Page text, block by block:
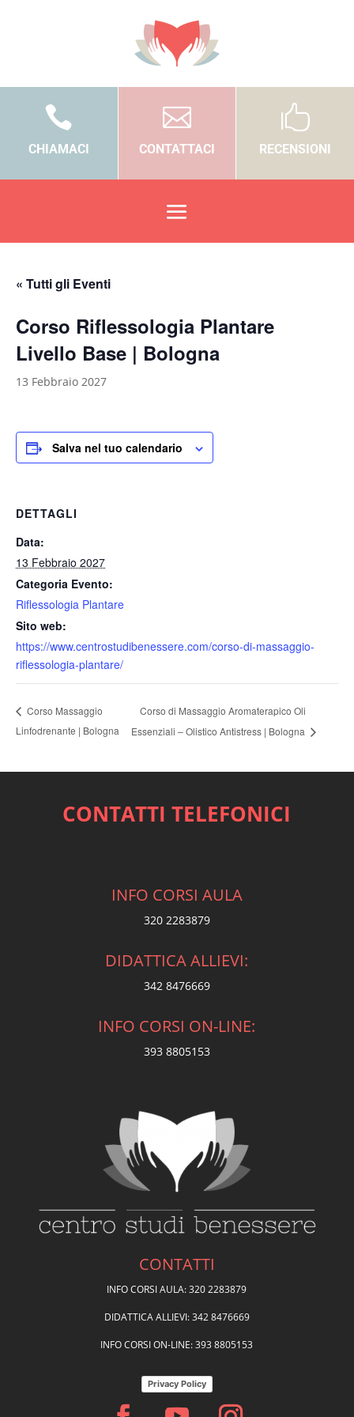

CHIAMACI

CONTATTACI

RECENSIONI
« Tutti gli Eventi
Corso Riflessologia Plantare
Livello Base | Bologna
13 Febbraio 2027
Salva nel tuo calendario
DETTAGLI
Data:
13 Febbraio 2027
Categoria Evento:
Riflessologia Plantare
Sito web:
https://www.centrostudibenessere.com/corso-di-massaggio-
riflessologia-plantare/
Corso Massaggio
Linfodrenante | Bologna
Corso di Massaggio Aromaterapico Oli
Essenziali – Olistico Antistress | Bologna
CONTATTI TELEFONICI
INFO CORSI AULA
320 2283879
DIDATTICA ALLIEVI:
342 8476669
INFO CORSI ON-LINE:
393 8805153
CONTATTI
INFO CORSI AULA: 320 2283879
DIDATTICA ALLIEVI: 342 8476669
INFO CORSI ON-LINE: 393 8805153
Privacy Policy